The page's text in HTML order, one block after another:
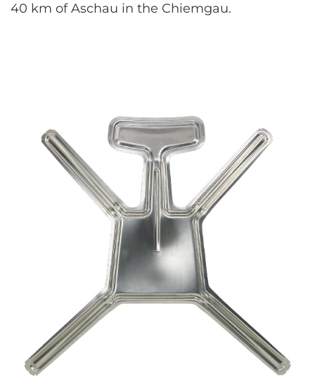
40 km of Aschau in the Chiemgau.